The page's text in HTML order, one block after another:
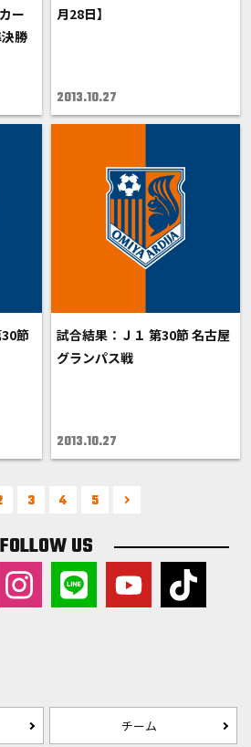
ー
勝
月28日】
2013.10.27
節
試合結果：Ｊ１ 第30節 名古屋
グランパス戦
2013.10.27
3 4 5
FOLLOW US
チーム